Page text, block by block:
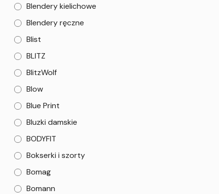
Blendery kielichowe
Blendery ręczne
Blist
BLITZ
BlitzWolf
Blow
Blue Print
Bluzki damskie
BODYFIT
Bokserki i szorty
Bomag
Bomann